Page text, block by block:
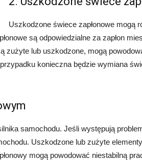
Uszkodzone świece zapłonowe mogą
są odpowiedzialne za zapłon
zużyte lub uszkodzone, mogą
konieczna będzie wymiana
samochodu. Jeśli występują
Uszkodzone lub zużyte
mogą powodować niestabilną